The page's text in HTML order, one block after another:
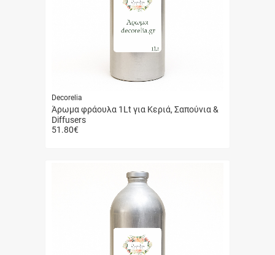
Decorelia
Άρωμα φράουλα 1Lt για Κεριά, Σαπούνια &
Diffusers
51.80€